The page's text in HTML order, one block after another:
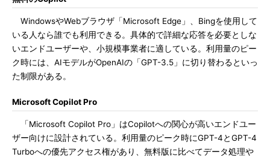
WindowsやWebブラウザ「Microsoft Edge」、Bingを使用して
いる人なら誰でも利用できる。具体的で詳細な応答を必要としな
いエンドユーザーや、小規模事業者に適している。利用量のピー
ク時には、AIモデルがOpenAIの「GPT-3.5」に切り替わるといっ
た制限がある。
Microsoft Copilot Pro
「Microsoft Copilot Pro」はCopilotへの関心が高いエンドユー
ザー向けに設計されている。利用量のピーク時にGPT-4とGPT-4
Turboへの優先アクセス権があり、無料版に比べてデータ処理や